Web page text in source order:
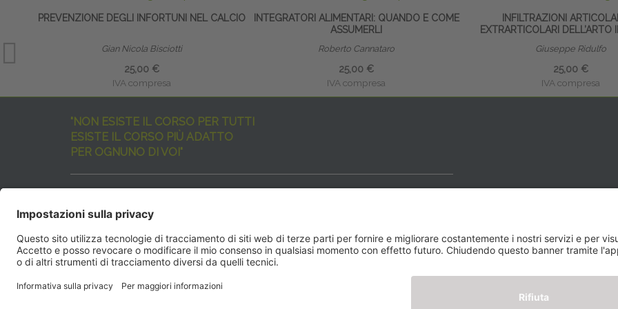
PREVENZIONE DEGLI INFORTUNI NEL CALCIO
Gian Nicola Bisciotti
25,00 €
IVA compresa
INTEGRATORI ALIMENTARI: QUANDO E COME
ASSUMERLI
Roberto Cannataro
25,00 €
IVA compresa
INFILTRAZIONI
EXTRARTICOLARI DELL’ARTO
Giuseppe Ridulfo
25,00 €
IVA compresa
"NON ESISTE IL CORSO PER TUTTI
ESISTE IL CORSO PIÙ ADATTO
PER OGNUNO DI VOI"
ma rispondenti a diverse esigenze formative
e di aggiornamento professionale.
EdiAcademyvuole aiutarvi nella scelta dell’evento ideale
SEGUICI QUI: